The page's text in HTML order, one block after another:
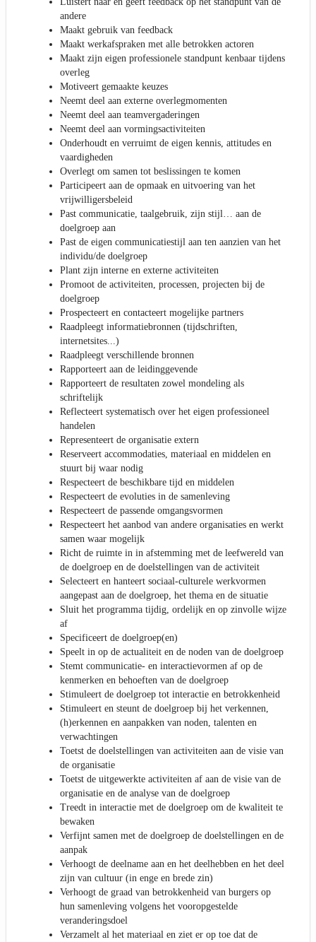
andere
Maakt gebruik van feedback
Maakt werkafspraken met alle betrokken actoren
Maakt zijn eigen professionele standpunt kenbaar tijdens
overleg
Motiveert gemaakte keuzes
Neemt deel aan externe overlegmomenten
Neemt deel aan teamvergaderingen
Neemt deel aan vormingsactiviteiten
Onderhoudt en verruimt de eigen kennis, attitudes en
vaardigheden
Overlegt om samen tot beslissingen te komen
Participeert aan de opmaak en uitvoering van het
vrijwilligersbeleid
Past communicatie, taalgebruik, zijn stijl… aan de
doelgroep aan
Past de eigen communicatiestijl aan ten aanzien van het
individu/de doelgroep
Plant zijn interne en externe activiteiten
Promoot de activiteiten, processen, projecten bij de
doelgroep
Prospecteert en contacteert mogelijke partners
Raadpleegt informatiebronnen (tijdschriften,
internetsites...)
Raadpleegt verschillende bronnen
Rapporteert aan de leidinggevende
Rapporteert de resultaten zowel mondeling als
schriftelijk
Reflecteert systematisch over het eigen professioneel
handelen
Representeert de organisatie extern
Reserveert accommodaties, materiaal en middelen en
stuurt bij waar nodig
Respecteert de beschikbare tijd en middelen
Respecteert de evoluties in de samenleving
Respecteert de passende omgangsvormen
Respecteert het aanbod van andere organisaties en werkt
samen waar mogelijk
Richt de ruimte in in afstemming met de leefwereld van
de doelgroep en de doelstellingen van de activiteit
Selecteert en hanteert sociaal-culturele werkvormen
aangepast aan de doelgroep, het thema en de situatie
Sluit het programma tijdig, ordelijk en op zinvolle wijze
af
Specificeert de doelgroep(en)
Speelt in op de actualiteit en de noden van de doelgroep
Stemt communicatie- en interactievormen af op de
kenmerken en behoeften van de doelgroep
Stimuleert de doelgroep tot interactie en betrokkenheid
Stimuleert en steunt de doelgroep bij het verkennen,
(h)erkennen en aanpakken van noden, talenten en
verwachtingen
Toetst de doelstellingen van activiteiten aan de visie van
de organisatie
Toetst de uitgewerkte activiteiten af aan de visie van de
organisatie en de analyse van de doelgroep
Treedt in interactie met de doelgroep om de kwaliteit te
bewaken
Verfijnt samen met de doelgroep de doelstellingen en de
aanpak
Verhoogt de deelname aan en het deelhebben en het deel
zijn van cultuur (in enge en brede zin)
Verhoogt de graad van betrokkenheid van burgers op
hun samenleving volgens het vooropgestelde
veranderingsdoel
Verzamelt al het materiaal en ziet er op toe dat de